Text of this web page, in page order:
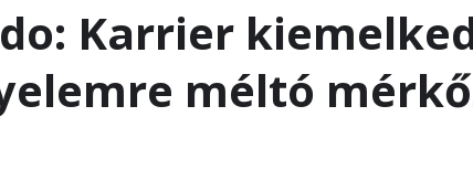
Karrier
méltó